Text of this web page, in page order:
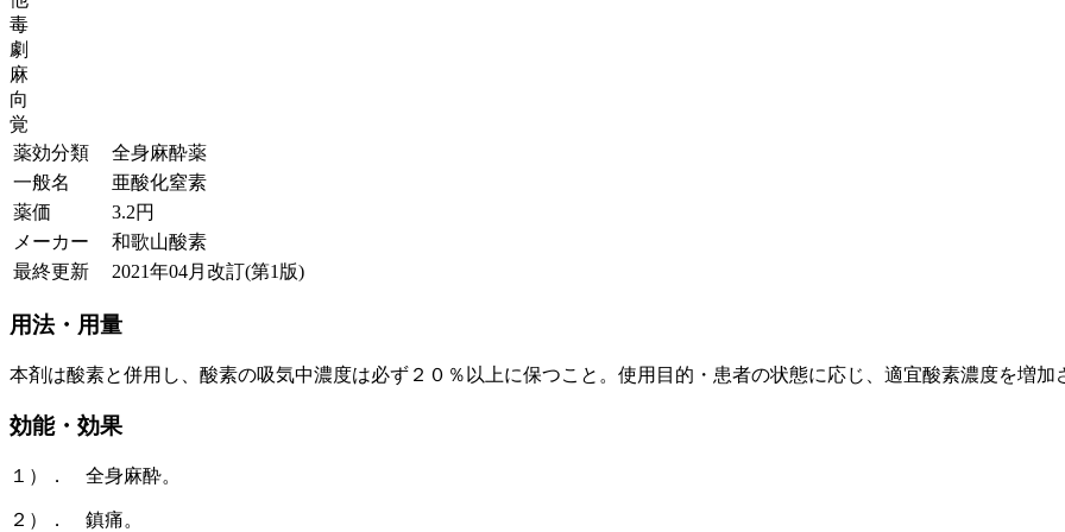
毒
劇
麻
向
覚
薬効分類
全身麻酔薬
一般名
亜酸化窒素
薬価
3.2円
メーカー
和歌山酸素
最終更新
2021年04月改訂(第1版)
用法・用量
本剤は酸素と併用し、酸素の吸気中濃度は必ず２０％以上に保つこと。使用目的・患者の状態に応じ、適宜酸素濃度を増加
効能・効果
１）． 全身麻酔。
２）． 鎮痛。